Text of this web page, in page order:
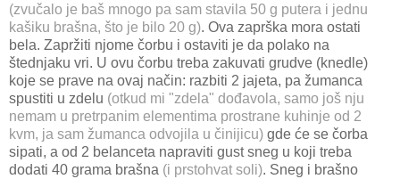
(zvučalo je baš mnogo pa sam stavila 50 g putera i jednu
kašiku brašna, što je bilo 20 g). Ova zaprška mora ostati
bela. Zapržiti njome čorbu i ostaviti je da polako na
štednjaku vri. U ovu čorbu treba zakuvati grudve (knedle)
koje se prave na ovaj način: razbiti 2 jajeta, pa žumanca
spustiti u zdelu (otkud mi "zdela" dođavola, samo još nju
nemam u pretrpanim elementima prostrane kuhinje od 2
kvm, ja sam žumanca odvojila u činijicu) gde će se čorba
sipati, a od 2 belanceta napraviti gust sneg u koji treba
dodati 40 grama brašna (i prstohvat soli). Sneg i brašno